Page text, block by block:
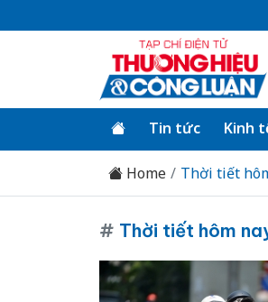
Tin tức Kinh
Home Thời tiết
# Thời tiết hôm